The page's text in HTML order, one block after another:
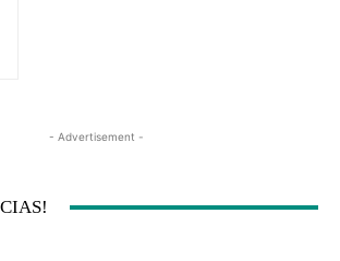
- Advertisement -